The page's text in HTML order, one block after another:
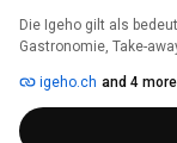
Die Igeho gilt als
Gastronomie, Take-
Aussteller und Partner,
präsentieren.
igeho.ch and 4